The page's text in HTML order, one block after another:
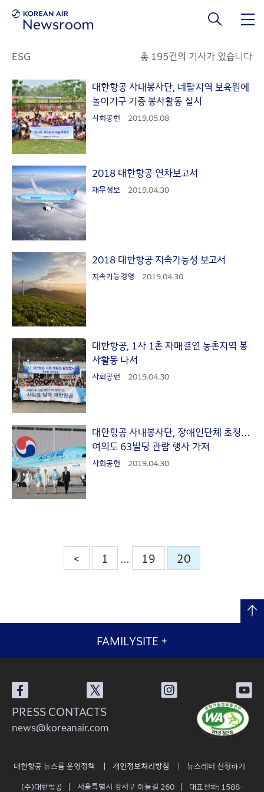
ESG 총 195건의 기사가 있습니다
대한항공 사내봉사단, 네팔지역 보육원에
놀이기구 기증 봉사활동 실시
사회공헌 2019.05.08
2018 대한항공 연차보고서
재무정보 2019.04.30
2018 대한항공 지속가능성 보고서
지속가능경영 2019.04.30
대한항공, 1사 1촌 자매결연 농촌지역 봉
사활동 나서
사회공헌 2019.04.30
대한항공 사내봉사단, 장애인단체 초청…
여의도 63빌딩 관람 행사 가져
사회공헌 2019.04.30
< 1 … 19 20
FAMILYSITE +
PRESS CONTACTS
news@koreanair.com
대한항공 뉴스룸 운영정책 개인정보처리방침
뉴스레터 신청하기
(주)대한항공
서울특별시 강서구 하늘길 260 대표전화: 1588-